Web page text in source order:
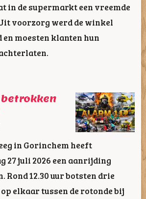
in de supermarkt een vreemde
voorzorg werd de winkel
moesten klanten hun
betrokken
in Gorinchem heeft
27 juli 2026 een aanrijding
Rond 12.30 uur botsten drie
op elkaar tussen de rotonde bij